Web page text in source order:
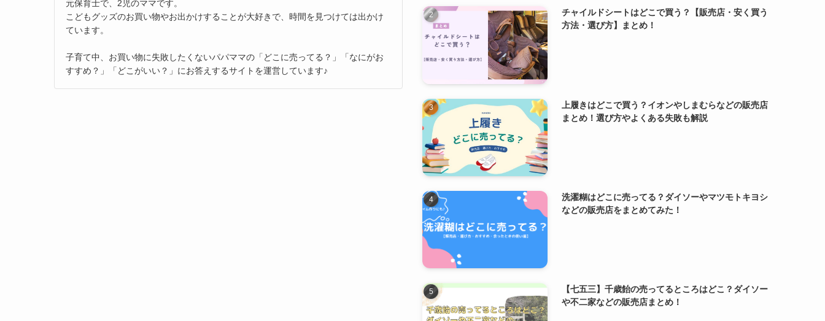
元保育士で、2児のママです。
こどもグッズのお買い物やお出かけすることが大好きで、時間を見つけては出かけ
ています。
子育て中、お買い物に失敗したくないパパママの「どこに売ってる？」「なにがお
すすめ？」「どこがいい？」にお答えするサイトを運営しています♪
チャイルドシートはどこで買う？【販売店・安く買う
方法・選び方】まとめ！
上履きはどこで買う？イオンやしまむらなどの販売店
まとめ！選び方やよくある失敗も解説
洗濯糊はどこに売ってる？ダイソーやマツモトキヨシ
などの販売店をまとめてみた！
【七五三】千歳飴の売ってるところはどこ？ダイソー
や不二家などの販売店まとめ！